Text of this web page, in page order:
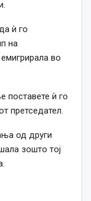
ѝ го
на
во
поставете ѝ го
претседател.
од други
зошто тој